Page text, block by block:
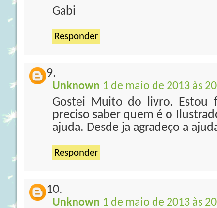
Gabi
Responder
Unknown 1 de maio de 2013 às
Gostei Muito do livro. Estou
preciso saber quem é o
ajuda. Desde ja agradeço a
Responder
Unknown 1 de maio de 2013 às